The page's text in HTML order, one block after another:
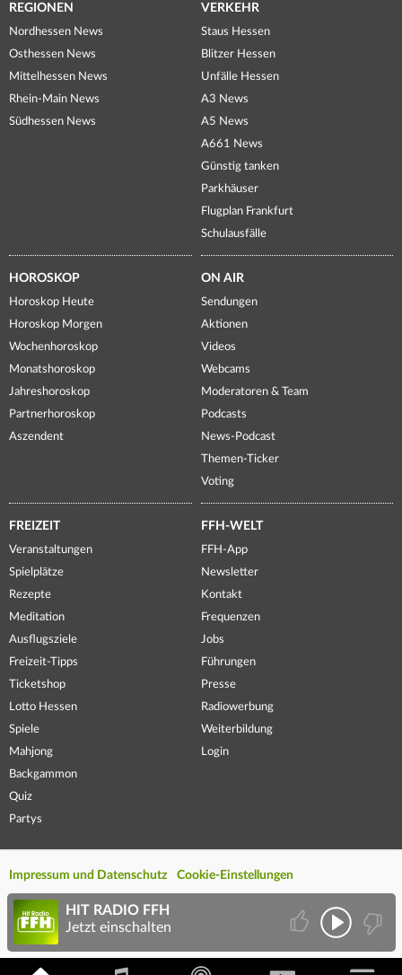
REGIONEN
Nordhessen News
Osthessen News
Mittelhessen News
Rhein-Main News
Südhessen News
VERKEHR
Staus Hessen
Blitzer Hessen
Unfälle Hessen
A3 News
A5 News
A661 News
Günstig tanken
Parkhäuser
Flugplan Frankfurt
Schulausfälle
HOROSKOP
Horoskop Heute
Horoskop Morgen
Wochenhoroskop
Monatshoroskop
Jahreshoroskop
Partnerhoroskop
Aszendent
ON AIR
Sendungen
Aktionen
Videos
Webcams
Moderatoren & Team
Podcasts
News-Podcast
Themen-Ticker
Voting
FREIZEIT
Veranstaltungen
Spielplätze
Rezepte
Meditation
Ausflugsziele
Freizeit-Tipps
Ticketshop
Lotto Hessen
Spiele
Mahjong
Backgammon
Quiz
Partys
FFH-WELT
FFH-App
Newsletter
Kontakt
Frequenzen
Jobs
Führungen
Presse
Radiowerbung
Weiterbildung
Login
Impressum und Datenschutz Cookie-Einstellungen
HIT RADIO FFH
Jetzt einschalten